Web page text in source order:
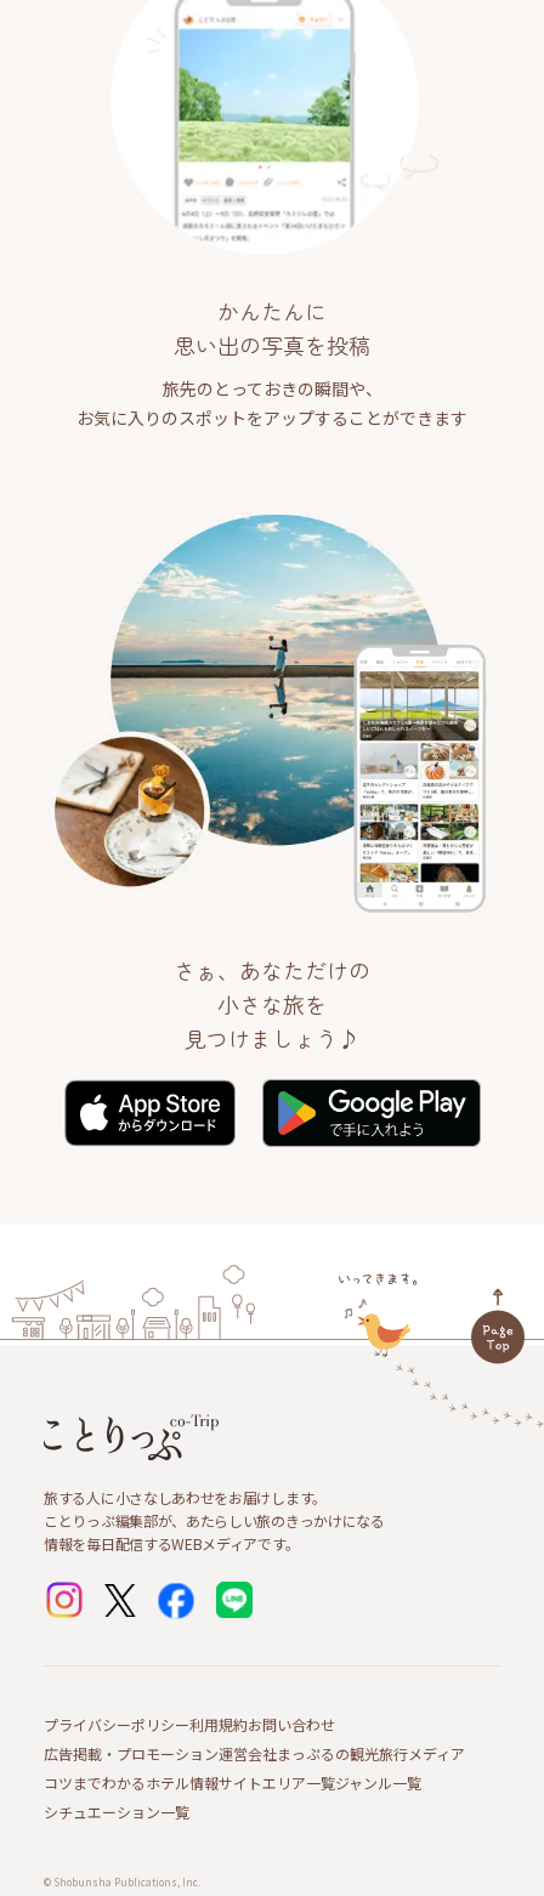
かんたんに
思い出の写真を投稿
旅先のとっておきの瞬間や、
お気に入りのスポットをアップすることができます
さぁ、あなただけの
小さな旅を
見つけましょう♪
旅する人に小さなしあわせをお届けします。
ことりっぷ編集部が、あたらしい旅のきっかけになる
情報を毎日配信するWEBメディアです。
プライバシーポリシー利用規約お問い合わせ
広告掲載・プロモーション運営会社まっぷるの観光旅行メディア
コツまでわかるホテル情報サイトエリア一覧ジャンル一覧
シチュエーション一覧
© Shobunsha Publications, Inc.